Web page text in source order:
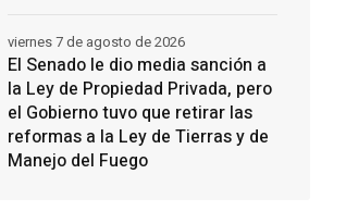
El Senado le dio media sanción a
la Ley de Propiedad Privada, pero
el Gobierno tuvo que retirar las
reformas a la Ley de Tierras y de
Manejo del Fuego
viernes 7 de agosto de 2026